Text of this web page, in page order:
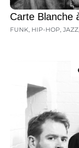
Carte Blanche
FUNK, HIP-HOP, JAZZ,